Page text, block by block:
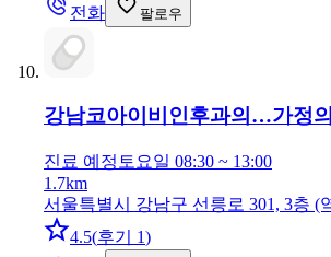
전화 팔로우
강남코아이비인후과의…가정
진료 예정 토요일 08:30 ~ 13:00
1.7km
서울특별시 강남구 선릉로 301, 3층 (
4.5(후기 1)